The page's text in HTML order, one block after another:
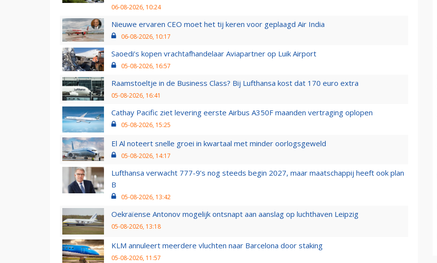
06-08-2026, 10:24
Nieuwe ervaren CEO moet het tij keren voor geplaagd Air India
06-08-2026, 10:17
Saoedi’s kopen vrachtafhandelaar Aviapartner op Luik Airport
05-08-2026, 16:57
Raamstoeltje in de Business Class? Bij Lufthansa kost dat 170 euro extra
05-08-2026, 16:41
Cathay Pacific ziet levering eerste Airbus A350F maanden vertraging oplopen
05-08-2026, 15:25
El Al noteert snelle groei in kwartaal met minder oorlogsgeweld
05-08-2026, 14:17
Lufthansa verwacht 777-9’s nog steeds begin 2027, maar maatschappij heeft ook plan
B
05-08-2026, 13:42
Oekraïense Antonov mogelijk ontsnapt aan aanslag op luchthaven Leipzig
05-08-2026, 13:18
KLM annuleert meerdere vluchten naar Barcelona door staking
05-08-2026, 11:57